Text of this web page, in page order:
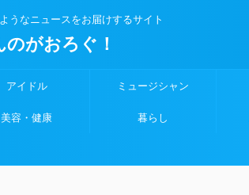
うなニュースをお届けするサイト
のがおろぐ！
アイドル ミュージシャン
美容・健康 暮らし